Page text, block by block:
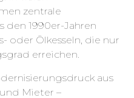
zentrale
den 1990er-Jahren
oder Ölkesseln, die nur
erreichen.
aus
Mieter –